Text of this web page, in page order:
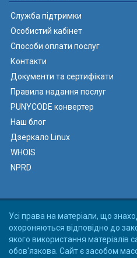
Служба підтримки
Особистий кабінет
Способи оплати послуг
Контакти
Документи та сертифікати
Правила надання послуг
PUNYCODE конвертер
Наш блог
Дзеркало Linux
WHOIS
NPRD
Усі права на матеріали, що
охороняються відповідно до
якого використання матеріалів
обов'язкова. Сайт є засобом